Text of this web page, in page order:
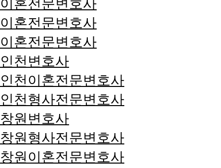
이혼전문변호사
이혼전문변호사
이혼전문변호사
인천변호사
인천이혼전문변호사
인천형사전문변호사
창원변호사
창원형사전문변호사
창원이혼전문변호사